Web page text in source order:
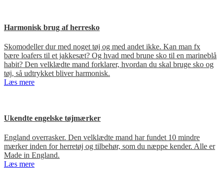
Harmonisk brug af herresko
Skomodeller dur med noget tøj og med andet ikke. Kan man fx
bære loafers til et jakkesæt? Og hvad med brune sko til en marineblå
habit? Den velklædte mand forklarer, hvordan du skal bruge sko og
tøj, så udtrykket bliver harmonisk.
Læs mere
Ukendte engelske tøjmærker
England overrasker. Den velklædte mand har fundet 10 mindre
mærker inden for herretøj og tilbehør, som du næppe kender. Alle er
Made in England.
Læs mere